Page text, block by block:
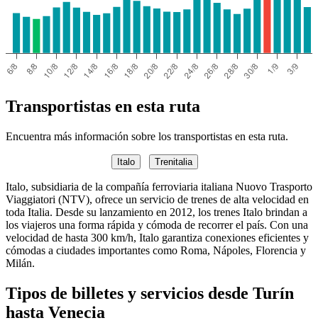
Transportistas en esta ruta
Encuentra más información sobre los transportistas en esta ruta.
Italo Trenitalia
Italo, subsidiaria de la compañía ferroviaria italiana Nuovo Trasporto
Viaggiatori (NTV), ofrece un servicio de trenes de alta velocidad en
toda Italia. Desde su lanzamiento en 2012, los trenes Italo brindan a
los viajeros una forma rápida y cómoda de recorrer el país. Con una
velocidad de hasta 300 km/h, Italo garantiza conexiones eficientes y
cómodas a ciudades importantes como Roma, Nápoles, Florencia y
Milán.
Tipos de billetes y servicios desde Turín
hasta Venecia